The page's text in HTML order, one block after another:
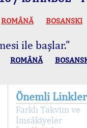
ROMÂNĂ BOSANSKI
ile başlar."
ROMÂNĂ
Önemli Linkler
Farklı Takvim ve
İmsâkiyeler